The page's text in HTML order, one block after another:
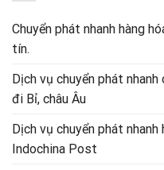
Chuyển phát nhanh hàng
tín.
Dịch vụ chuyển phát
đi Bỉ, châu Âu
Dịch vụ chuyển phát
Indochina Post